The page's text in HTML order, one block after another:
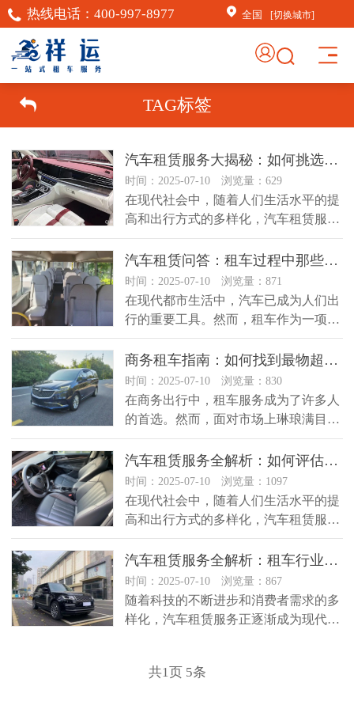
热线电话： 400-997-8977 全国 [切换城市]
TAG标签
汽车租赁服务大揭秘：如何挑选最适合你的租车方案？
时间：2025-07-10 浏览量：629
在现代社会中，随着人们生活水平的提
高和出行方式的多样化，汽车租赁服务
已成为越来越多人的选择。无论是商...
汽车租赁问答：租车过程中那些你不知道的事？
时间：2025-07-10 浏览量：871
在现代都市生活中，汽车已成为人们出
行的重要工具。然而，租车作为一项相
对便捷的交通方式，也隐藏着许多不...
商务租车指南：如何找到最物超所值的租车公司？
时间：2025-07-10 浏览量：830
在商务出行中，租车服务成为了许多人
的首选。然而，面对市场上琳琅满目的
租车公司，究竟该如何选择呢？本文...
汽车租赁服务全解析：如何评估租车公司的服务质量？
时间：2025-07-10 浏览量：1097
在现代社会中，随着人们生活水平的提
高和出行方式的多样化，汽车租赁服务
已经成为一种非常普遍的选择。然而...
汽车租赁服务全解析：租车行业的未来发展趋势是什么？
时间：2025-07-10 浏览量：867
随着科技的不断进步和消费者需求的多
样化，汽车租赁服务正逐渐成为现代都
共1页 5条
感谢信任！
祥运汽车租赁（北京）有
限公司周琦竭诚为您服
务：15718876389；
常见问题
1.如何订车